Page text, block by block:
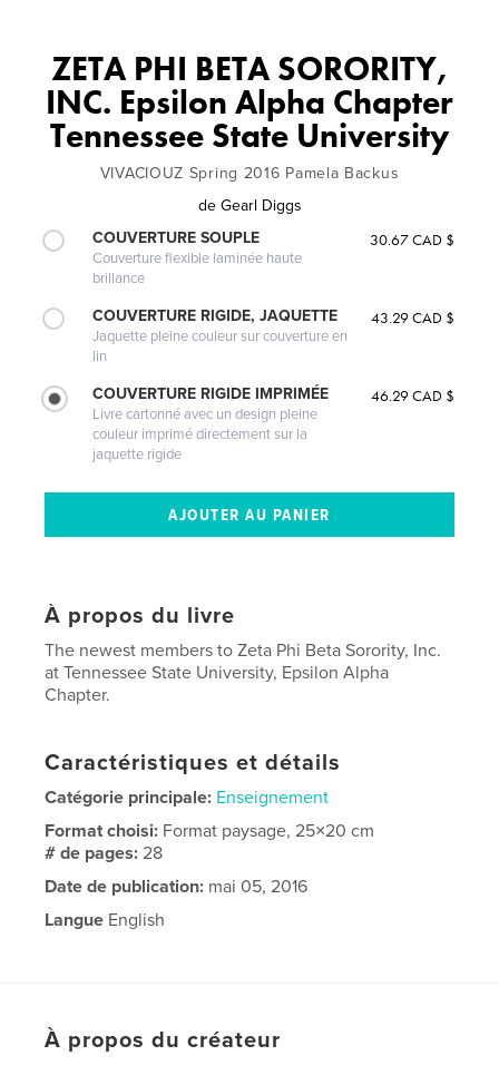
ZETA PHI BETA SORORITY,
INC. Epsilon Alpha Chapter
Tennessee State University
VIVACIOUZ Spring 2016 Pamela Backus
de Gearl Diggs
COUVERTURE SOUPLE
Couverture flexible laminée haute
brillance
30.67 CAD $
COUVERTURE RIGIDE, JAQUETTE
Jaquette pleine couleur sur couverture en
lin
43.29 CAD $
COUVERTURE RIGIDE IMPRIMÉE
Livre cartonné avec un design pleine
couleur imprimé directement sur la
jaquette rigide
46.29 CAD $
À propos du livre
The newest members to Zeta Phi Beta Sorority, Inc.
at Tennessee State University, Epsilon Alpha
Chapter.
Caractéristiques et détails
Catégorie principale: Enseignement
Format choisi: Format paysage, 25×20 cm
# de pages:28
Date de publication: mai 05, 2016
Langue English
À propos du créateur